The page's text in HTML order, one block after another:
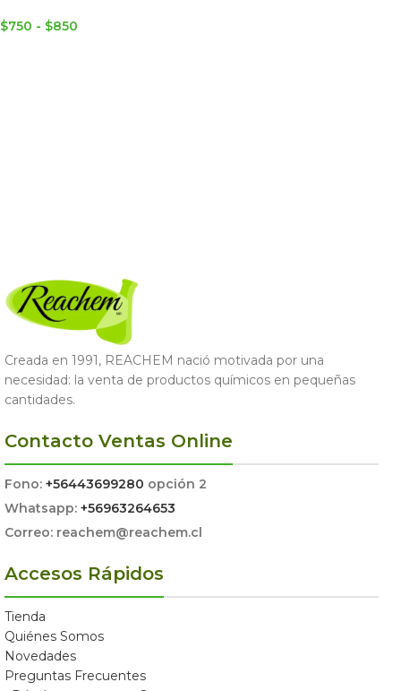
$750 - $850
Creada en 1991, REACHEM nació motivada por una
necesidad: la venta de productos químicos en pequeñas
cantidades.
Contacto Ventas Online
Fono: +56443699280 opción 2
Whatsapp: +56963264653
Correo: reachem@reachem.cl
Accesos Rápidos
Tienda
Quiénes Somos
Novedades
Preguntas Frecuentes